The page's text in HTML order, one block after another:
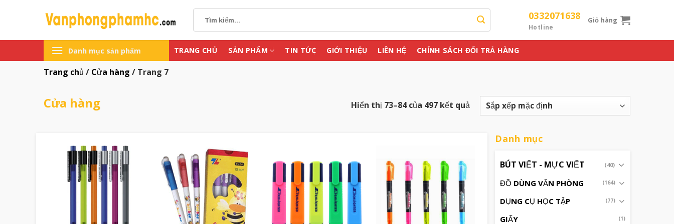
dung
kiếm:
0332071638
Hotline
Giỏ hàng
Danh mục sản phẩm TRANG CHỦ SẢN PHẨM TIN TỨC GIỚI THIỆU LIÊN HỆ CHÍNH SÁCH ĐỔI TRẢ HÀNG
Trang chủ / Cửa hàng / Trang 7
Cửa hàng Hiển thị 73–84 của 497 kết quả
Danh mục
BÚT VIẾT - MỰC VIẾT (40)
ĐỒ DÙNG VĂN PHÒNG (164)
DỤNG CỤ HỌC TẬP (77)
GIẤY (1)